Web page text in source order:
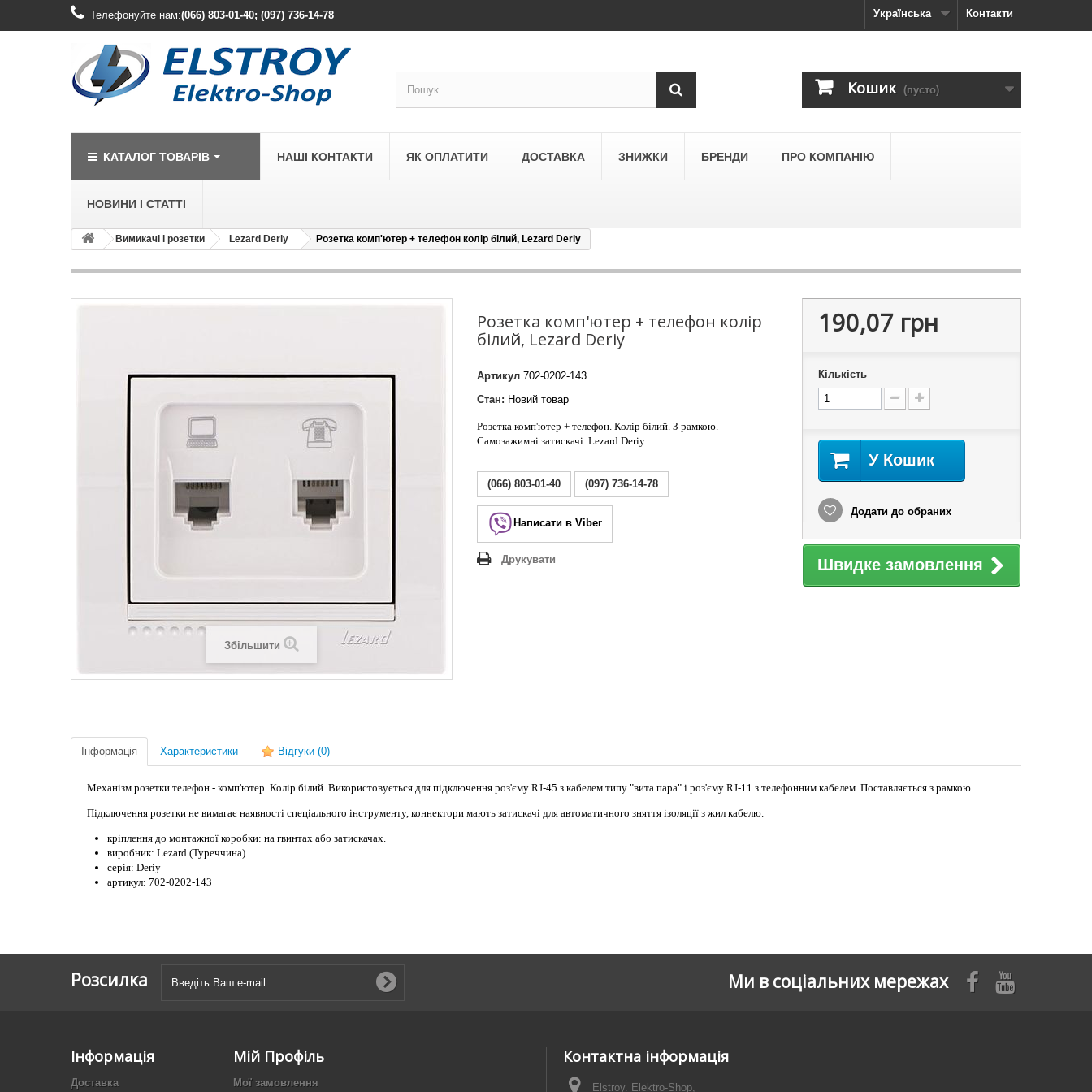
Контакти
Телефонуйте нам:(066) 803-01-40; (097) 736-14-78 Українська
Кошик (пусто)
КАТАЛОГ ТОВАРІВ
LEGRAND
Legrand SUNO
Legrand Valena Allure
Legrand Valena Classic
Legrand Valena Life
LEGRAND
LEZARD
Lezard Deriy
НАШІ КОНТАКТИ ЯК ОПЛАТИТИ ДОСТАВКА ЗНИЖКИ БРЕНДИ ПРО КОМПАНІЮ
НОВИНИ І СТАТТІ
Вимикачі і розетки Lezard Deriy Розетка комп'ютер + телефон колір білий, Lezard Deriy
Збільшити
Розетка комп'ютер + телефон колір
білий, Lezard Deriy
Артикул 702-0202-143
Стан: Новий товар
Розетка комп'ютер + телефон. Колір білий. З рамкою.
Самозажимні затискачі. Lezard Deriy.
(066) 803-01-40 (097) 736-14-78
Написати в Viber
Друкувати
190,07 грн
Кількість
У Кошик
Додати до обраних
Швидке замовлення
Інформація Характеристики Відгуки (0)
Механізм розетки телефон - комп'ютер. Колір білий. Використовується для підключення роз'єму RJ-45 з кабелем типу "вита пара" і роз'єму RJ-11 з телефонним кабелем. Поставляється з рамкою.
Підключення розетки не вимагає наявності спеціального інструменту, коннектори мають затискачі для автоматичного зняття ізоляції з жил кабелю.
кріплення до монтажної коробки: на гвинтах або затискачах.
виробник: Lezard (Туреччина)
серія: Deriy
артикул: 702-0202-143
Розсилка Ми в соціальних мережах
Інформація
Доставка
Мій Профіль
Мої замовлення
Контактна інформація
Elstroy. Elektro-Shop,